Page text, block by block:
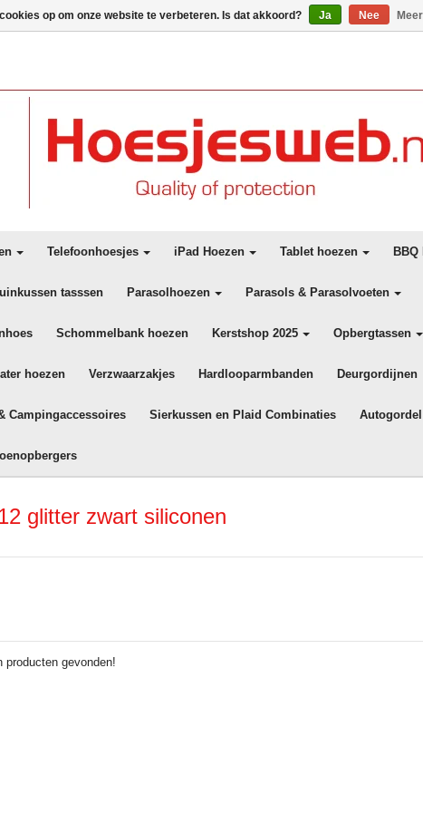
Telefoonhoesjes iPad Hoezen Tablet hoezen BBQ
tasssen Parasolhoezen Parasols & Parasolvoeten
Schommelbank hoezen Kerstshop 2025 Opbergtassen
hoezen Verzwaarzakjes Hardlooparmbanden Deurgordijnen
Campingaccessoires Sierkussen en Plaid Combinaties
glitter zwart siliconen
producten gevonden!
op om onze website te verbeteren. Is dat akkoord? Ja Nee